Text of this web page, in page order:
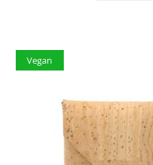
Vegan